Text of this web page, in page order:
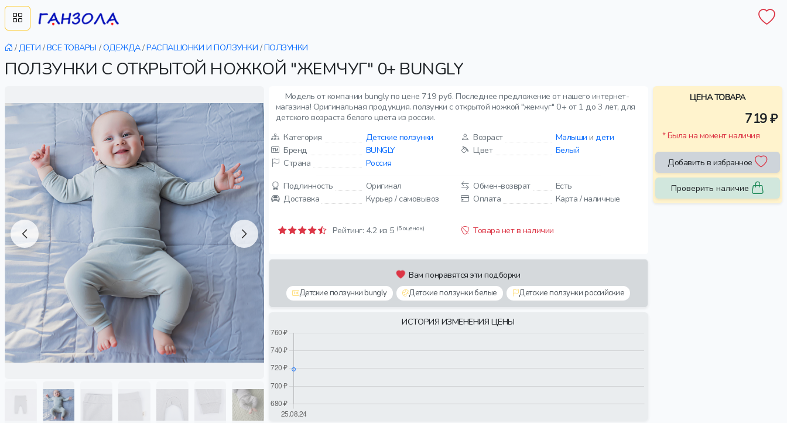
/ДЕТИ /ВСЕ ТОВАРЫ /ОДЕЖДА/РАСПАШОНКИ И ПОЛЗУНКИ /ПОЛЗУНКИ
ПОЛЗУНКИ С ОТКРЫТОЙ НОЖКОЙ "ЖЕМЧУГ" 0+ BUNGLY
Модель от компании bungly по цене 719 руб. Последнее предложение от нашего интернет-
магазина! Оригинальная продукция. ползунки с открытой ножкой "жемчуг" 0+ от 1 до 3 лет, для
детского возраста белого цвета из россии.
Категория
Детские ползунки Возраст Малыши идети
Бренд
BUNGLY Цвет
Белый
Страна
Россия
Подлинность
Оригинал Обмен-возврат
Есть
Доставка
Курьер / самовывоз Оплата Карта / наличные
Рейтинг: 4.2 из 5 (5 оценок) Товара нет в наличии
Вам понравятся эти подборки
Детские ползунки bungly Детские ползунки белые Детские ползунки российские
ИСТОРИЯ ИЗМЕНЕНИЯ ЦЕНЫ
ЦЕНА ТОВАРА
719 ₽
* Была на момент наличия
Добавить в избранное
Проверить наличие